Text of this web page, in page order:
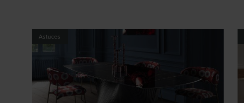
Astuces